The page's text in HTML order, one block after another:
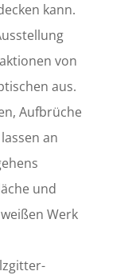
kann.
von
aus.
Aufbrüche
an
und
Werk